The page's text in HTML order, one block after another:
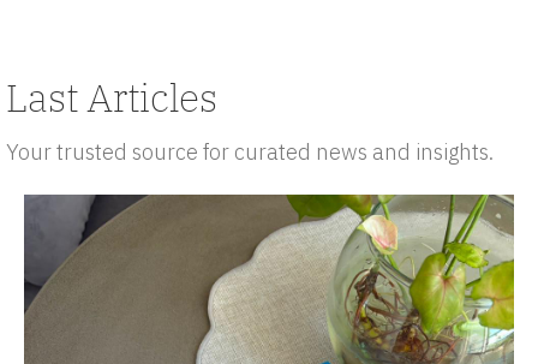
Last Articles
Your trusted source for curated news and insights.